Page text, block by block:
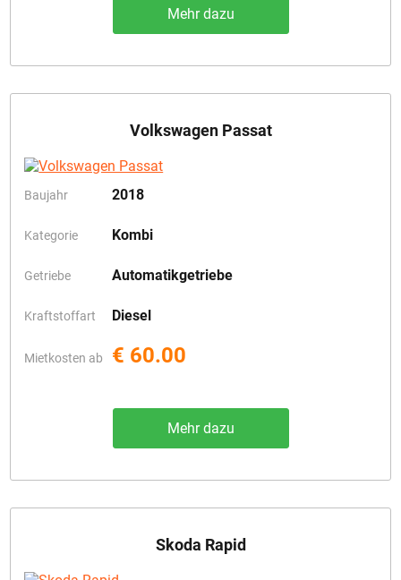
Mehr dazu
Volkswagen Passat
Baujahr 2018
Kategorie Kombi
Getriebe Automatikgetriebe
Kraftstoffart Diesel
Mietkosten ab € 60.00
Mehr dazu
Skoda Rapid